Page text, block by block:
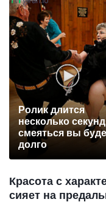
Ролик длится
несколько
смеяться вы
долго
Красота с
сияет на